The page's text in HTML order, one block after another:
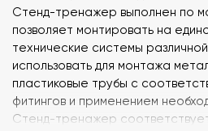
Стенд-тренажер выполнен по
позволяет монтировать на
технические системы
использовать для монтажа
пластиковые трубы с
фитингов и применением
Стенд-тренажер